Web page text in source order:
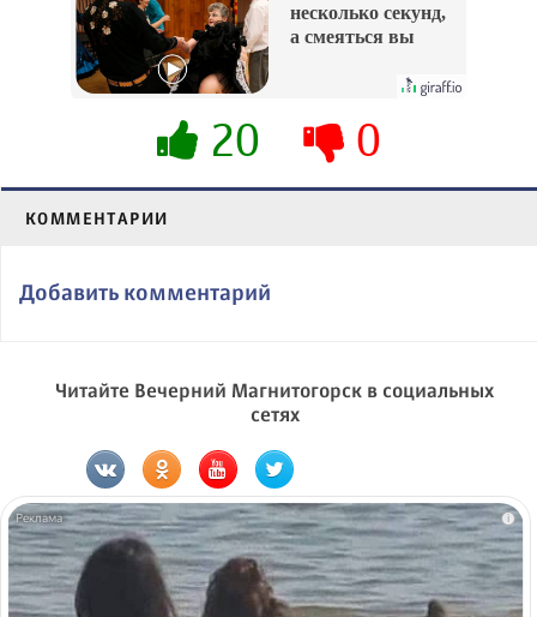
несколько секунд,
а смеяться вы
20 0
КОММЕНТАРИИ
Добавить комментарий
Читайте Вечерний Магнитогорск в социальных
сетях
i